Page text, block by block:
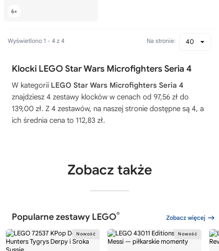
Wyświetlono 1 - 4 z 4 40
Na stronie:
Klocki LEGO Star Wars Microfighters Seria 4
W kategorii LEGO Star Wars Microfighters Seria 4
znajdziesz 4 zestawy klocków w cenach od 97,56 zł do
139,00 zł. Z 4 zestawów, na naszej stronie dostępne są 4, a
ich średnia cena to 112,83 zł.
Zobacz także
Popularne zestawy LEGO® Zobacz więcej